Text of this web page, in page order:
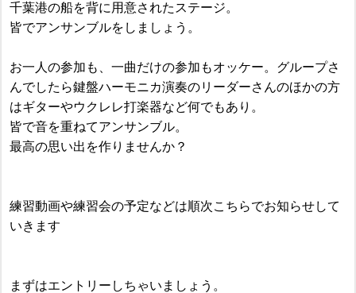
千葉港の船を背に用意されたステージ。
皆でアンサンブルをしましょう。
お一人の参加も、一曲だけの参加もオッケー。グループさ
んでしたら鍵盤ハーモニカ演奏のリーダーさんのほかの方
はギターやウクレレ打楽器など何でもあり。
皆で音を重ねてアンサンブル。
最高の思い出を作りませんか？
練習動画や練習会の予定などは順次こちらでお知らせして
いきます
まずはエントリーしちゃいましょう。